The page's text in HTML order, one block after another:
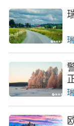
给你找的雇主